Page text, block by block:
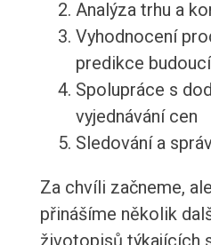
Analýza trhu a
Vyhodnocení
predikce
Spolupráce s
vyjednávání cen
Sledování a
Za chvíli začneme,
přinášíme několik
životopisů týkajících